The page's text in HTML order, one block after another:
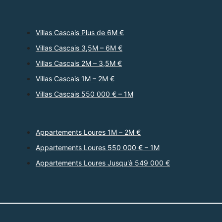
Villas Cascais Plus de 6M €
Villas Cascais 3,5M – 6M €
Villas Cascais 2M – 3,5M €
Villas Cascais 1M – 2M €
Villas Cascais 550 000 € – 1M
Appartements Loures 1M – 2M €
Appartements Loures 550 000 € – 1M
Appartements Loures Jusqu'à 549 000 €